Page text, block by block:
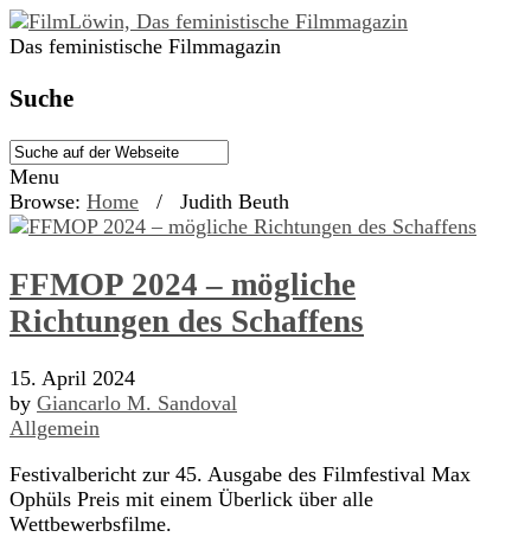
Das feministische Filmmagazin
Suche
Menu
Browse: Home / Judith Beuth
FFMOP 2024 – mögliche
Richtungen des Schaffens
15. April 2024
by Giancarlo M. Sandoval
Allgemein
Festivalbericht zur 45. Ausgabe des Filmfestival Max
Ophüls Preis mit einem Überlick über alle
Wettbewerbsfilme.